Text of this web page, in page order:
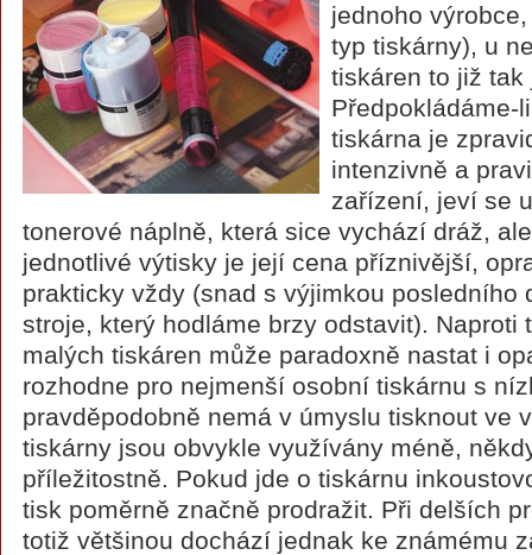
jednoho
typ tiskárny), u
tiskáren to již
Předpokládáme-
tiskárna je
intenzivně a
zařízení, jeví se
tonerové náplně, která sice vychází dráž,
jednotlivé výtisky je její cena příznivější,
prakticky vždy (snad s výjimkou posledního
stroje, který hodláme brzy odstavit). Naproti
malých tiskáren může paradoxně nastat i
rozhodne pro nejmenší osobní tiskárnu s
pravděpodobně nemá v úmyslu tisknout ve
tiskárny jsou obvykle využívány méně,
příležitostně. Pokud jde o tiskárnu
tisk poměrně značně prodražit. Při delších
totiž většinou dochází jednak ke známému